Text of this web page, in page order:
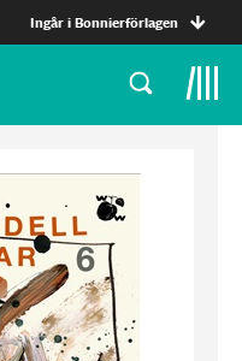
Ingår i Bonnierförlagen